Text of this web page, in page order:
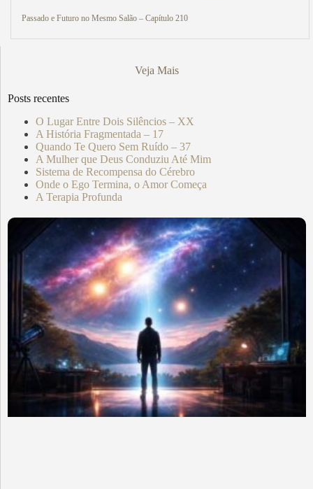
Passado e Futuro no Mesmo Salão – Capítulo 210
Veja Mais
Posts recentes
O Lugar Entre Dois Silêncios – XX
A História Fragmentada – 17
Quando Te Quero Sem Ruído – 37
A Mulher que Deus Conduziu Até Mim
Sistema de Recompensa do Cérebro
Onde o Ego Termina, o Amor Começa
A Terapia Profunda